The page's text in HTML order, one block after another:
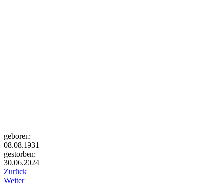
geboren:
08.08.1931
gestorben:
30.06.2024
Zurück
Weiter